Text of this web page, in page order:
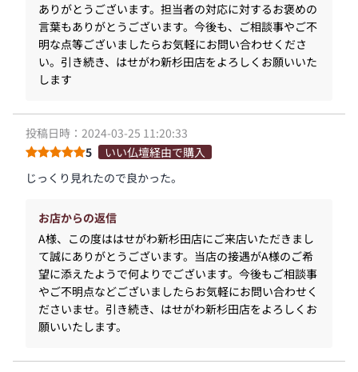
ありがとうございます。担当者の対応に対するお褒めの
言葉もありがとうございます。今後も、ご相談事やご不
明な点等ございましたらお気軽にお問い合わせくださ
い。引き続き、はせがわ新杉田店をよろしくお願いいた
します
投稿日時：2024-03-25 11:20:33
5
いい仏壇経由で購入
じっくり見れたので良かった。
お店からの返信
A様、この度ははせがわ新杉田店にご来店いただきまし
て誠にありがとうございます。当店の接遇がA様のご希
望に添えたようで何よりでございます。今後もご相談事
やご不明点などございましたらお気軽にお問い合わせく
ださいませ。引き続き、はせがわ新杉田店をよろしくお
願いいたします。